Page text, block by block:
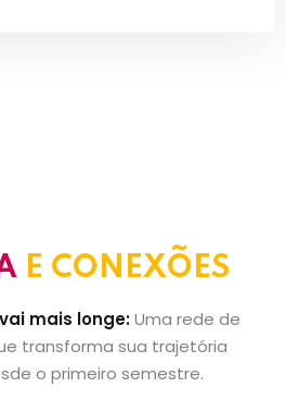
E CONEXÕES
mais longe:Uma rede de
transforma sua trajetória
o primeiro semestre.